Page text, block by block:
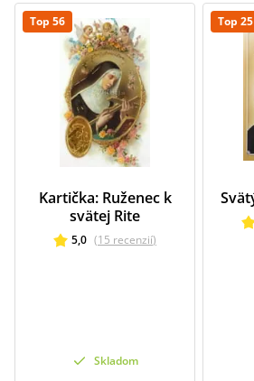
Top 56
Kartička: Ruženec k
svätej Rite
5,0 (15 recenzií)
Skladom
Top 25